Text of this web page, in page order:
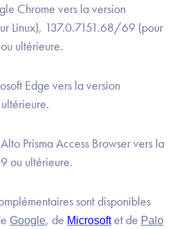
Chrome vers la version
Linux), 137.0.7151.68/69 (pour
ultérieure.
Edge vers la version
Prisma Access Browser vers la
ou ultérieure.
sont disponibles
Google, de Microsoftet de Palo